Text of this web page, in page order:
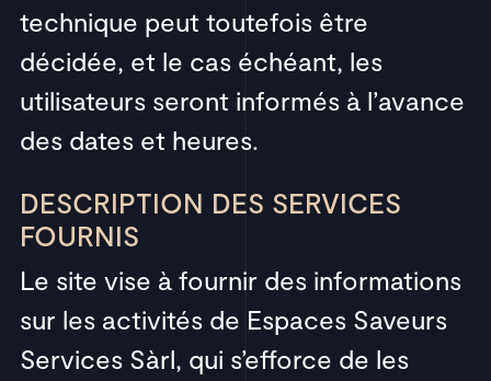
technique peut toutefois être
décidée, et le cas échéant, les
utilisateurs seront informés à l’avance
des dates et heures.
DESCRIPTION DES SERVICES
FOURNIS
Le site vise à fournir des informations
sur les activités de Espaces Saveurs
Services Sàrl, qui s’efforce de les